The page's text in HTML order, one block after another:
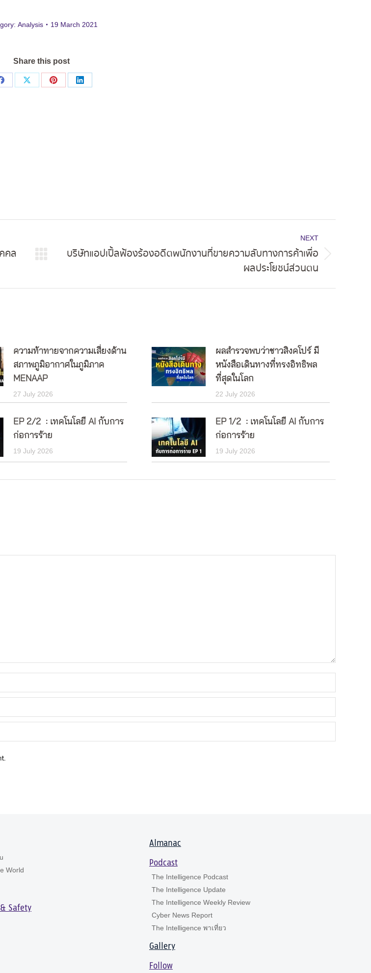
Analysis 19 March 2021
Share this post
Share
Share
Share
Share
คล
NEXT
บริษัทแอปเปิ้ลฟ้องร้องอดีตพนักงานที่ขายความลับทางการค้าเพื่อ
ผลประโยชน์ส่วนตน
ความท้าทายจากความเสี่ยงด้าน
สภาพภูมิอากาศในภูมิภาค
MENAAP
27 July 2026
ผลสำรวจพบว่าชาวสิงคโปร์ มี
หนังสือเดินทางที่ทรงอิทธิพล
ที่สุดในโลก
22 July 2026
EP 2/2 : เทคโนโลยี AI กับการ
ก่อการร้าย
19 July 2026
EP 1/2 : เทคโนโลยี AI กับการ
ก่อการร้าย
19 July 2026
World
Safety
Almanac
Podcast
The Intelligence Podcast
The Intelligence Update
The Intelligence Weekly Review
Cyber News Report
The Intelligence พาเที่ยว
Gallery
Follow